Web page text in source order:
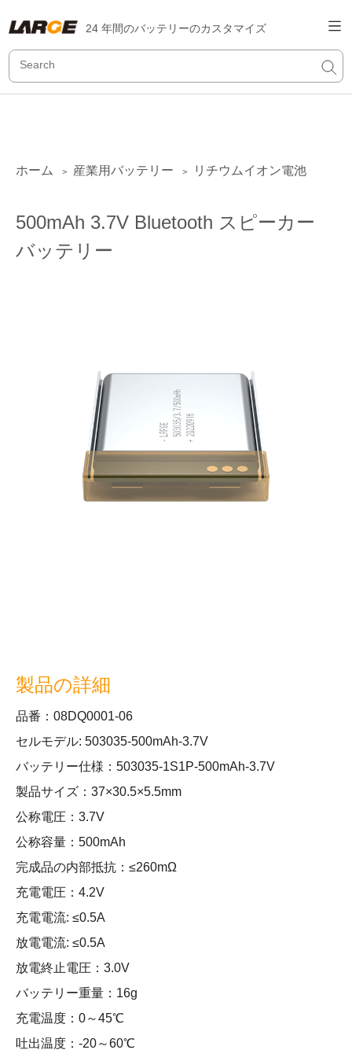
24 年間のバッテリーのカスタマイズ
ホーム > 産業用バッテリー > リチウムイオン電池
500mAh 3.7V Bluetooth スピーカー
バッテリー
製品の詳細
品番：08DQ0001-06
セルモデル: 503035-500mAh-3.7V
バッテリー仕様：503035-1S1P-500mAh-3.7V
製品サイズ：37×30.5×5.5mm
公称電圧：3.7V
公称容量：500mAh
完成品の内部抵抗：≤260mΩ
充電電圧：4.2V
充電電流: ≤0.5A
放電電流: ≤0.5A
放電終止電圧：3.0V
バッテリー重量：16g
充電温度：0～45℃
吐出温度：-20～60℃